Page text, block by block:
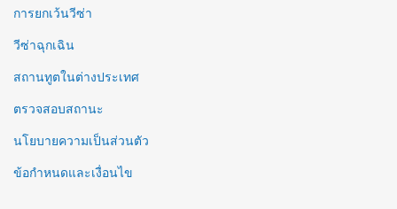
การยกเว้นวีซ่า
วีซ่าฉุกเฉิน
สถานทูตในต่างประเทศ
ตรวจสอบสถานะ
นโยบายความเป็นส่วนตัว
ข้อกำหนดและเงื่อนไข